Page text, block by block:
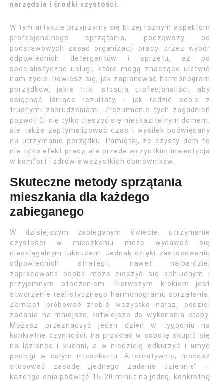
narzędzia i środki czystości.
W tym artykule przyjrzymy się bliżej różnym aspektom
profesjonalnego sprzątania, począwszy od
podstawowych zasad organizacji pracy, przez wybór
odpowiednich detergentów i sprzętu, aż po
specjalistyczne usługi, które mogą znacząco ułatwić
nam życie. Dowiesz się, jak zaplanować harmonogram
porządków, jakie triki stosują profesjonaliści, aby
osiągnąć lśniące rezultaty, i jak radzić sobie z
trudnymi zabrudzeniami. Zrozumienie tych zagadnień
pozwoli Ci nie tylko cieszyć się nieskazitelnym domem,
ale także zoptymalizować czas i wysiłek poświęcany
na utrzymanie porządku. Pamiętaj, że czysty dom to
nie tylko efekt pracy, ale przede wszystkim inwestycja
w komfort i zdrowie wszystkich domowników.
Skuteczne metody sprzątania
mieszkania dla każdego
zabieganego
W dzisiejszym zabieganym świecie, utrzymanie
czystości w mieszkaniu może wydawać się
nieosiągalnym luksusem. Jednak dzięki zastosowaniu
odpowiednich strategii, nawet najbardziej
zapracowana osoba może cieszyć się schludnym i
przyjemnym otoczeniem. Pierwszym krokiem jest
stworzenie realistycznego harmonogramu sprzątania.
Zamiast próbować zrobić wszystko naraz, podziel
zadania na mniejsze, łatwiejsze do wykonania etapy.
Możesz przeznaczyć jeden dzień w tygodniu na
konkretne czynności, na przykład w sobotę skupić się
na łazience i kuchni, a w niedzielę odkurzyć i umyć
podłogi w całym mieszkaniu. Alternatywnie, możesz
stosować zasadę „jednego zadania dziennie” –
każdego dnia poświęć 15-20 minut na jedną, konkretną